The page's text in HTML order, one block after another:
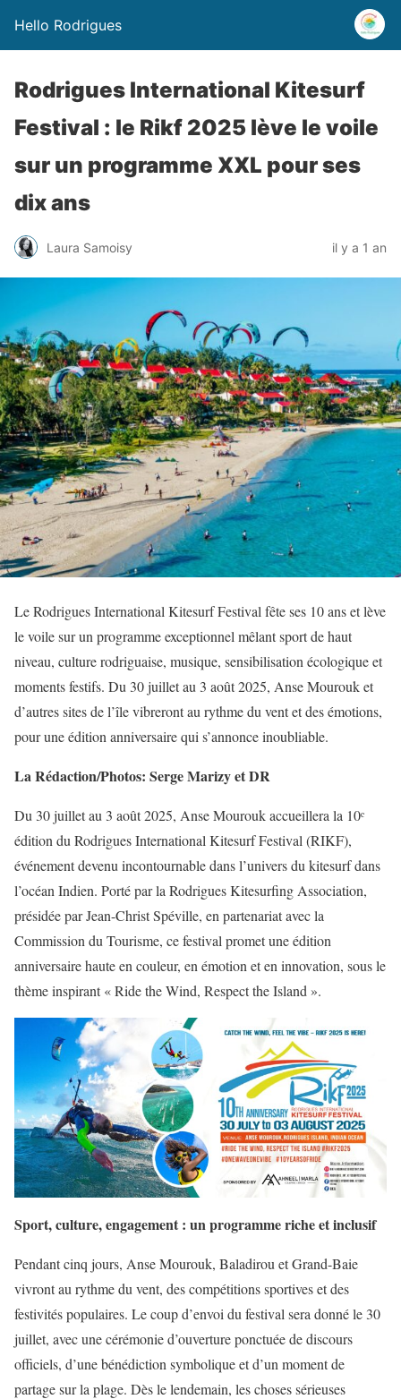
Hello Rodrigues
Rodrigues International Kitesurf
Festival : le Rikf 2025 lève le voile
sur un programme XXL pour ses
dix ans
Laura Samoisy il y a 1 an
Le Rodrigues International Kitesurf Festival fête ses 10 ans et lève
le voile sur un programme exceptionnel mêlant sport de haut
niveau, culture rodriguaise, musique, sensibilisation écologique et
moments festifs. Du 30 juillet au 3 août 2025, Anse Mourouk et
d’autres sites de l’île vibreront au rythme du vent et des émotions,
pour une édition anniversaire qui s’annonce inoubliable.
La Rédaction/Photos: Serge Marizy et DR
Du 30 juillet au 3 août 2025, Anse Mourouk accueillera la 10ᵉ
édition du Rodrigues International Kitesurf Festival (RIKF),
événement devenu incontournable dans l’univers du kitesurf dans
l’océan Indien. Porté par la Rodrigues Kitesurfing Association,
présidée par Jean-Christ Spéville, en partenariat avec la
Commission du Tourisme, ce festival promet une édition
anniversaire haute en couleur, en émotion et en innovation, sous le
thème inspirant « Ride the Wind, Respect the Island ».
Sport, culture, engagement : un programme riche et inclusif
Pendant cinq jours, Anse Mourouk, Baladirou et Grand-Baie
vivront au rythme du vent, des compétitions sportives et des
festivités populaires. Le coup d’envoi du festival sera donné le 30
juillet, avec une cérémonie d’ouverture ponctuée de discours
officiels, d’une bénédiction symbolique et d’un moment de
partage sur la plage. Dès le lendemain, les choses sérieuses